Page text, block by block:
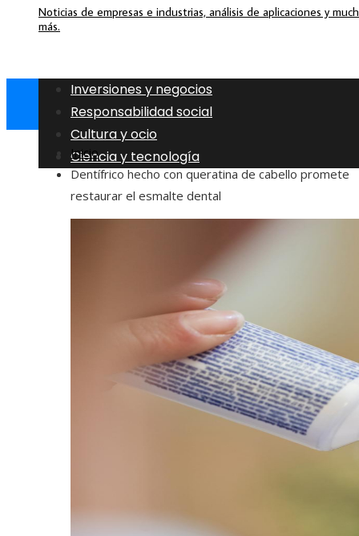
Noticias de empresas e industrias, análisis de aplicaciones y
más.
Inversiones y negocios
Responsabilidad social
Cultura y ocio
Ciencia y tecnología
Inicio
Dentífrico hecho con queratina de cabello promete
restaurar el esmalte dental